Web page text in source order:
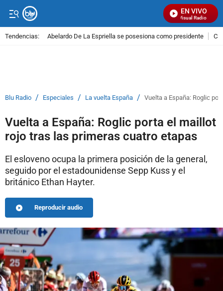
EN VIVO
Señal Visual Radio
Tendencias: Abelardo De La Espriella se posesiona como presidente
Blu Radio / Especiales / La vuelta España / Vuelta a España: Roglic
Vuelta a España: Roglic porta el maillot
rojo tras las primeras cuatro etapas
El esloveno ocupa la primera posición de la general,
seguido por el estadounidense Sepp Kuss y el
británico Ethan Hayter.
Reproducir audio